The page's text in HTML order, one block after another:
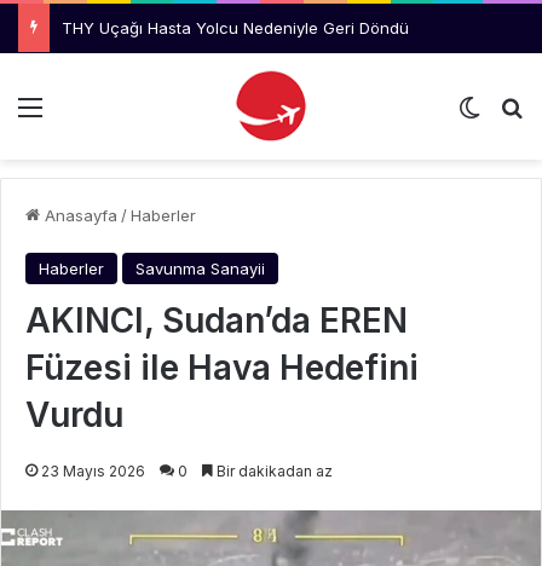
THY Uçağı Hasta Yolcu Nedeniyle Geri Döndü
Menü Dış
Anasayfa /Haberler
Haberler Savunma Sanayii
AKINCI, Sudan’da EREN
Füzesi ile Hava Hedefini
Vurdu
23 Mayıs 2026 0 Bir dakikadan az